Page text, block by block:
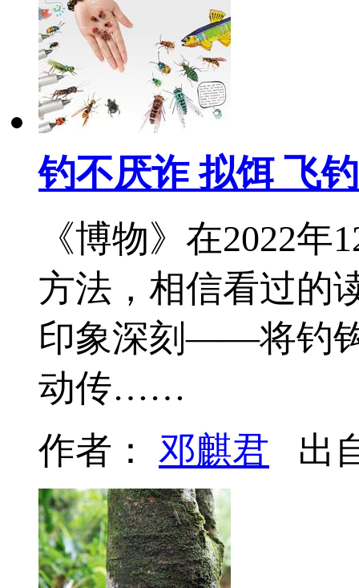
钓不厌诈 拟饵 飞
《博物》在2022
方法，相信看过的
印象深刻——将钓
动传……
作者： 邓麒君 出